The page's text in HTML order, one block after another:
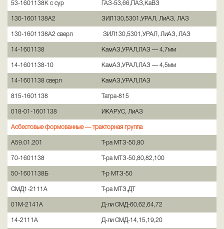
53-1601138К с сур ГАЗ-53,66,ПАЗ,КаВЗ
130-1601138А2 ЗИЛ130,5301,УРАЛ, ЛиАЗ, ЛАЗ
130-1601138А2 сверл ЗИЛ130,5301,УРАЛ, ЛиАЗ, ЛАЗ
14-1601138 КамАЗ,УРАЛ,ЛАЗ — 4,7мм
14-1601138-10 КамАЗ,УРАЛ,ЛАЗ — 4,5мм
14-1601138 сверл КамАЗ,УРАЛ,ЛАЗ
815-1601138 Татра-815
018-01-1601138 ИКАРУС, ЛиАЗ
Асбестовые формованные —тракторная группа
А59.01.201 Т-ра МТЗ-50,80
70-1601138 Т-ра МТЗ-50,80,82,100
50-1601138Б Т-р МТЗ-50
СМД1-2111А Т-ра МТЗ,ДТ
01М-2141А Д-ли СМД-60,62,64,72
14-2111А Д-ли СМД-14,15,19,20